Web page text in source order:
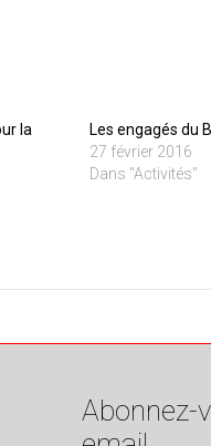
la
Les engagés du
27 février 2016
Dans "Activités"
Abonnez-